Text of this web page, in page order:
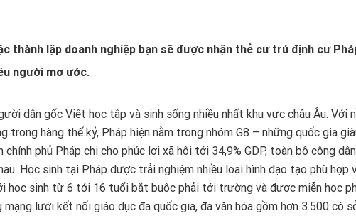
thành lập doanh nghiệp bạn sẽ được nhận thẻ cư trú định cư
người mơ ước.
dân gốc Việt học tập và sinh sống nhiều nhất khu vực châu Âu. Với
hàng thế kỷ, Pháp hiện nằm trong nhóm G8 – những quốc gia
phủ Pháp chi cho phúc lợi xã hội tới 34,9% GDP, toàn bộ công
Học sinh tại Pháp được trải nghiệm nhiều loại hình đạo tạo phù hợp
học sinh từ 6 tới 16 tuổi bắt buộc phải tới trường và được miễn học
lưới kết nối giáo dục đa quốc gia, đa văn hóa gồm hơn 3.500 có